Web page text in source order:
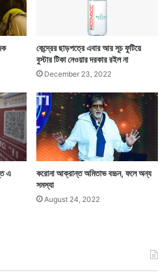
পর এখন অনেক দেশেই ছড়িয়েছে।
মিলেছে। আর ভারতে ওই নতুন
বাড়তেও শুরু করেছে।
কেন্দ্রের ছাড়পত্রে এবার আর সূচ ফুটিয়ে
বুস্টার টিকা নেওয়ার দরকার রইল না
December 23, 2022
এ
করোনা আক্রান্ত অমিতাভ বচ্চন, ফলে অন্য
সমস্যা
August 24, 2022